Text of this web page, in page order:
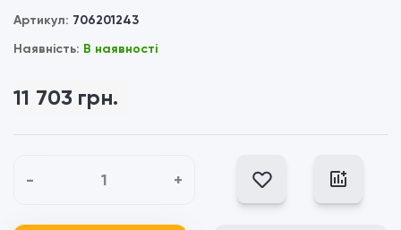
Артикул: 706201243
Наявність: В наявності
11 703 грн.
- +